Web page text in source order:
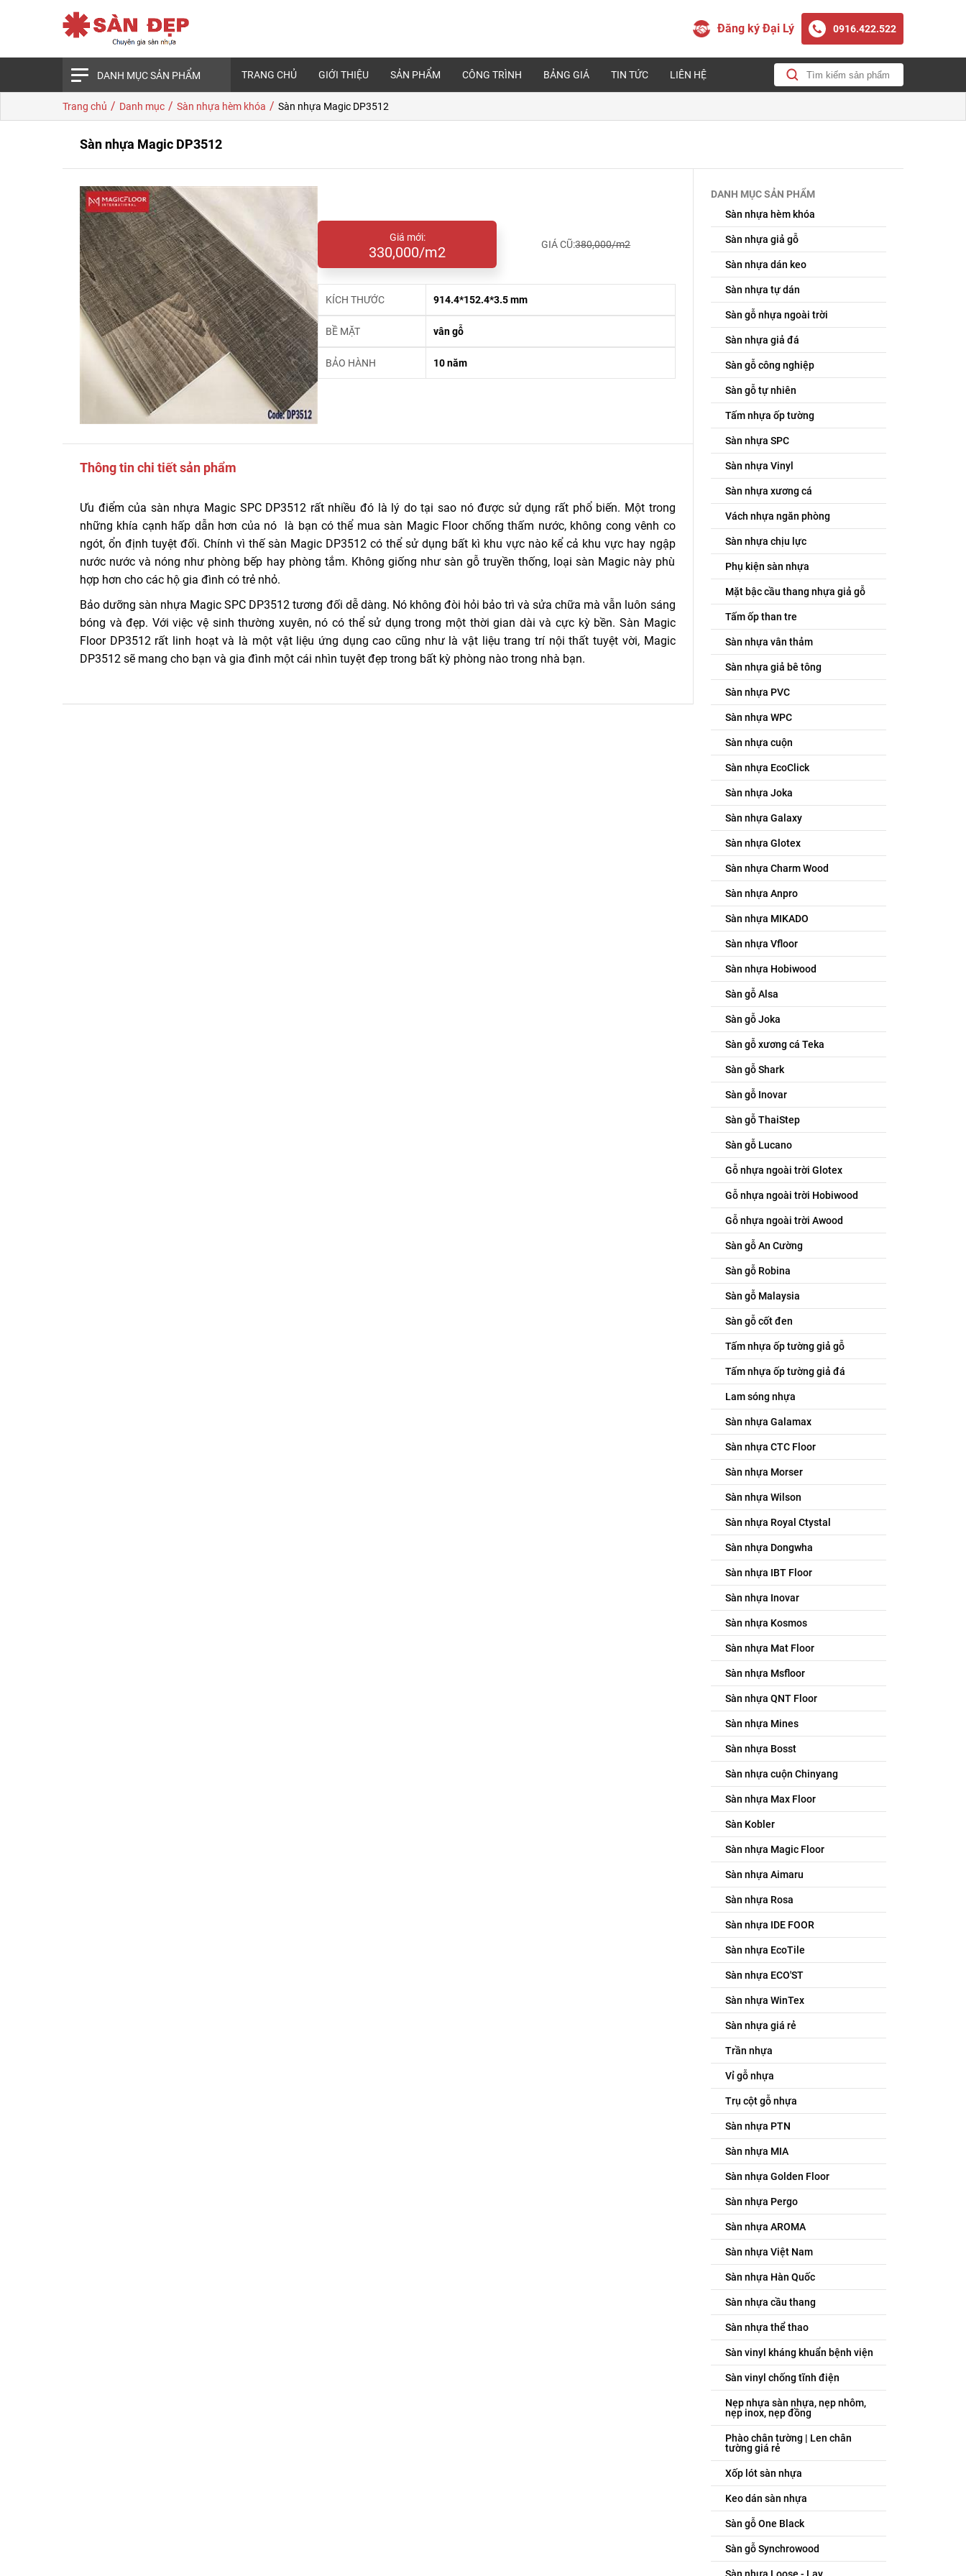
Đăng ký Đại Lý 0916.422.522
DANH MỤC SẢN PHẨM TRANG CHỦ GIỚI THIỆU SẢN PHẨM CÔNG TRÌNH BẢNG GIÁ TIN TỨC LIÊN HỆ
Trang chủ / Danh mục / Sàn nhựa hèm khóa / Sàn nhựa Magic DP3512
Sàn nhựa Magic DP3512
Giá mới:
330,000/m2 GIÁ CŨ:380,000/m2
KÍCH THƯỚC 914.4*152.4*3.5 mm
BỀ MẶT vân gỗ
BẢO HÀNH 10 năm
Thông tin chi tiết sản phẩm
Ưu điểm của sàn nhựa Magic SPC DP3512 rất nhiều đó là lý do tại sao nó được sử dụng rất phổ biến. Một trong
những khía cạnh hấp dẫn hơn của nó là bạn có thể mua sàn Magic Floor chống thấm nước, không cong vênh co
ngót, ổn định tuyệt đối. Chính vì thế sàn Magic DP3512 có thể sử dụng bất kì khu vực nào kể cả khu vực hay ngập
nước nước và nóng như phòng bếp hay phòng tắm. Không giống như sàn gỗ truyền thống, loại sàn Magic này phù
hợp hơn cho các hộ gia đình có trẻ nhỏ.
Bảo dưỡng sàn nhựa Magic SPC DP3512 tương đối dễ dàng. Nó không đòi hỏi bảo trì và sửa chữa mà vẫn luôn sáng
bóng và đẹp. Với việc vệ sinh thường xuyên, nó có thể sử dụng trong một thời gian dài và cực kỳ bền. Sàn Magic
Floor DP3512 rất linh hoạt và là một vật liệu ứng dụng cao cũng như là vật liệu trang trí nội thất tuyệt vời, Magic
DP3512 sẽ mang cho bạn và gia đình một cái nhìn tuyệt đẹp trong bất kỳ phòng nào trong nhà bạn.
DANH MỤC SẢN PHẨM
Sàn nhựa hèm khóa
Sàn nhựa giả gỗ
Sàn nhựa dán keo
Sàn nhựa tự dán
Sàn gỗ nhựa ngoài trời
Sàn nhựa giả đá
Sàn gỗ công nghiệp
Sàn gỗ tự nhiên
Tấm nhựa ốp tường
Sàn nhựa SPC
Sàn nhựa Vinyl
Sàn nhựa xương cá
Vách nhựa ngăn phòng
Sàn nhựa chịu lực
Phụ kiện sàn nhựa
Mặt bậc cầu thang nhựa giả gỗ
Tấm ốp than tre
Sàn nhựa vân thảm
Sàn nhựa giả bê tông
Sàn nhựa PVC
Sàn nhựa WPC
Sàn nhựa cuộn
Sàn nhựa EcoClick
Sàn nhựa Joka
Sàn nhựa Galaxy
Sàn nhựa Glotex
Sàn nhựa Charm Wood
Sàn nhựa Anpro
Sàn nhựa MIKADO
Sàn nhựa Vfloor
Sàn nhựa Hobiwood
Sàn gỗ Alsa
Sàn gỗ Joka
Sàn gỗ xương cá Teka
Sàn gỗ Shark
Sàn gỗ Inovar
Sàn gỗ ThaiStep
Sàn gỗ Lucano
Gỗ nhựa ngoài trời Glotex
Gỗ nhựa ngoài trời Hobiwood
Gỗ nhựa ngoài trời Awood
Sàn gỗ An Cường
Sàn gỗ Robina
Sàn gỗ Malaysia
Sàn gỗ cốt đen
Tấm nhựa ốp tường giả gỗ
Tấm nhựa ốp tường giả đá
Lam sóng nhựa
Sàn nhựa Galamax
Sàn nhựa CTC Floor
Sàn nhựa Morser
Sàn nhựa Wilson
Sàn nhựa Royal Ctystal
Sàn nhựa Dongwha
Sàn nhựa IBT Floor
Sàn nhựa Inovar
Sàn nhựa Kosmos
Sàn nhựa Mat Floor
Sàn nhựa Msfloor
Sàn nhựa QNT Floor
Sàn nhựa Mines
Sàn nhựa Bosst
Sàn nhựa cuộn Chinyang
Sàn nhựa Max Floor
Sàn Kobler
Sàn nhựa Magic Floor
Sàn nhựa Aimaru
Sàn nhựa Rosa
Sàn nhựa IDE FOOR
Sàn nhựa EcoTile
Sàn nhựa ECO'ST
Sàn nhựa WinTex
Sàn nhựa giá rẻ
Trần nhựa
Vỉ gỗ nhựa
Trụ cột gỗ nhựa
Sàn nhựa PTN
Sàn nhựa MIA
Sàn nhựa Golden Floor
Sàn nhựa Pergo
Sàn nhựa AROMA
Sàn nhựa Việt Nam
Sàn nhựa Hàn Quốc
Sàn nhựa cầu thang
Sàn nhựa thể thao
Sàn vinyl kháng khuẩn bệnh viện
Sàn vinyl chống tĩnh điện
Nẹp nhựa sàn nhựa, nẹp nhôm,
nẹp inox, nẹp đồng
Phào chân tường | Len chân
tường giá rẻ
Xốp lót sàn nhựa
Keo dán sàn nhựa
Sàn gỗ One Black
Sàn gỗ Synchrowood